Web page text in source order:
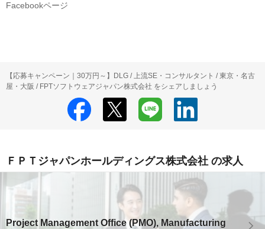
Facebookページ
【応募キャンペーン｜30万円～】DLG / 上流SE・コンサルタント / 東京・名古
屋・大阪 / FPTソフトウェアジャパン株式会社 をシェアしましょう
ＦＰＴジャパンホールディングス株式会社 の求人
Project Management Office (PMO), Manufacturing